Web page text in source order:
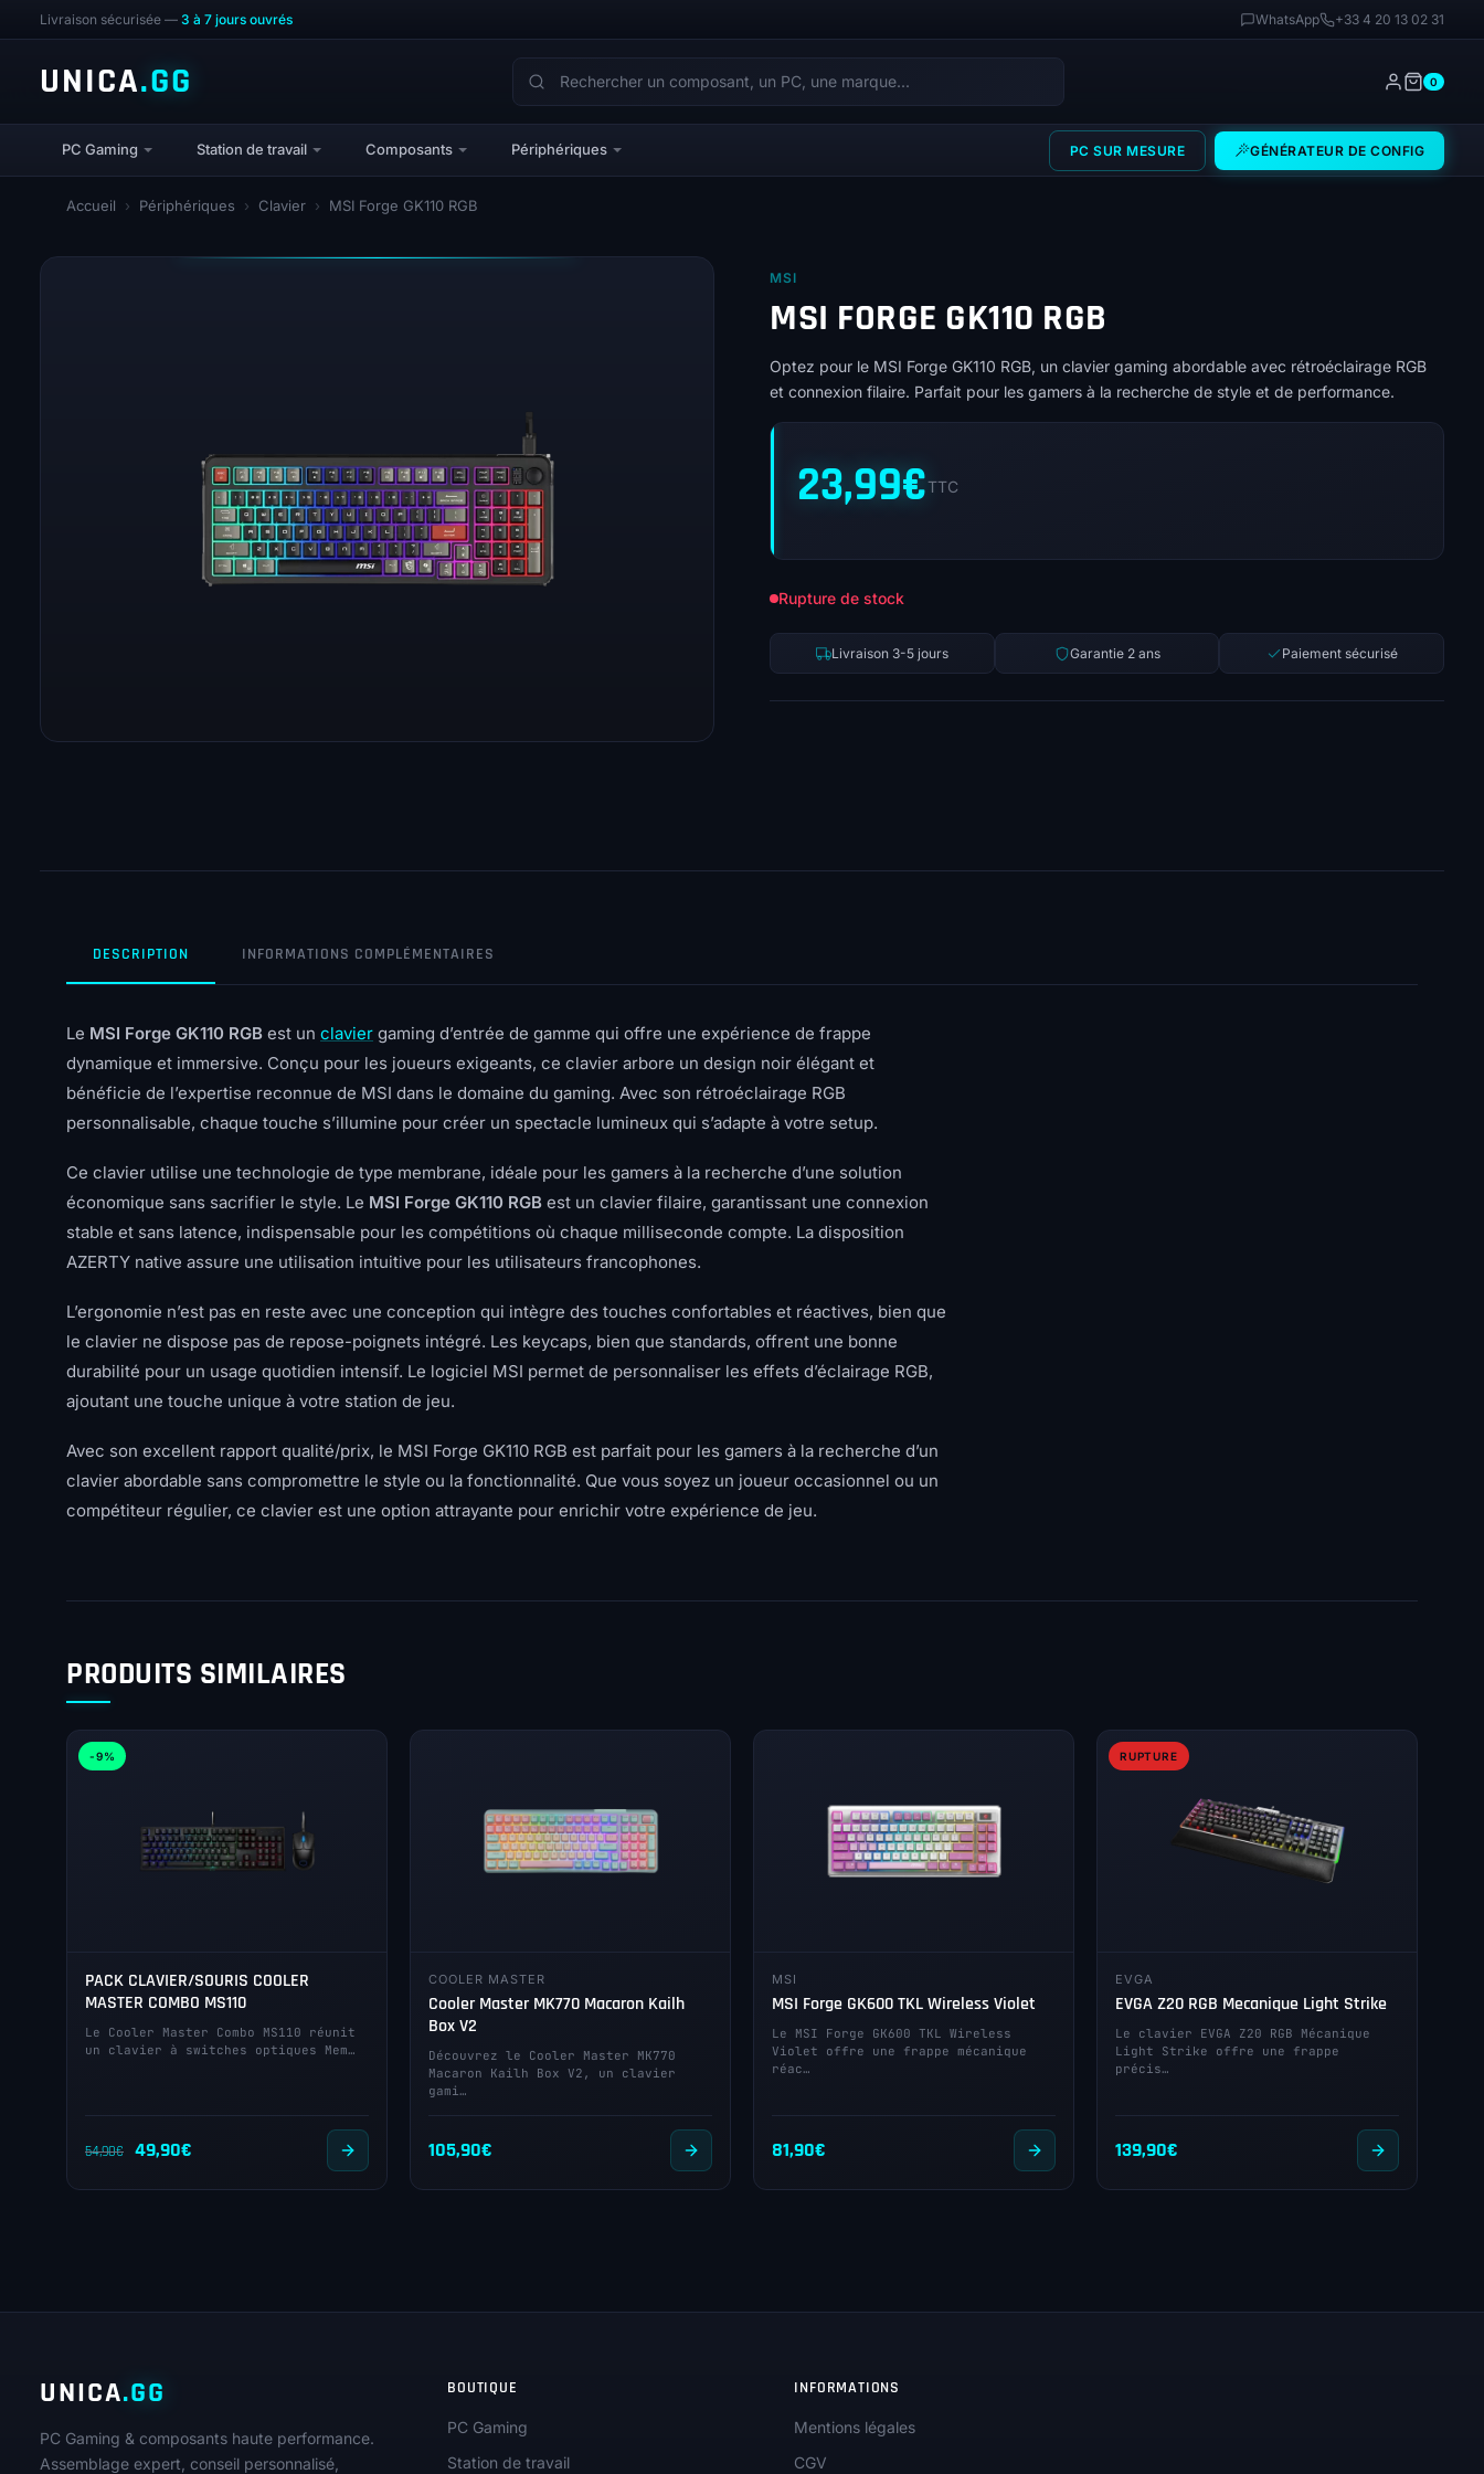
Livraison sécurisée — 3 à 7 jours ouvrés WhatsApp +33 4 20 13 02 31
UNICA.GG 0
PC Gaming Station de travail Composants Périphériques PC SUR MESURE GÉNÉRATEUR DE CONFIG
Accueil › Périphériques › Clavier › MSI Forge GK110 RGB
MSI
MSI FORGE GK110 RGB
Optez pour le MSI Forge GK110 RGB, un clavier gaming abordable avec rétroéclairage RGB
et connexion filaire. Parfait pour les gamers à la recherche de style et de performance.
23,99€TTC
Rupture de stock
Livraison 3-5 jours Garantie 2 ans Paiement sécurisé
DESCRIPTION INFORMATIONS COMPLÉMENTAIRES
Le MSI Forge GK110 RGB est un clavier gaming d’entrée de gamme qui offre une expérience de frappe
dynamique et immersive. Conçu pour les joueurs exigeants, ce clavier arbore un design noir élégant et
bénéficie de l’expertise reconnue de MSI dans le domaine du gaming. Avec son rétroéclairage RGB
personnalisable, chaque touche s’illumine pour créer un spectacle lumineux qui s’adapte à votre setup.
Ce clavier utilise une technologie de type membrane, idéale pour les gamers à la recherche d’une solution
économique sans sacrifier le style. Le MSI Forge GK110 RGB est un clavier filaire, garantissant une connexion
stable et sans latence, indispensable pour les compétitions où chaque milliseconde compte. La disposition
AZERTY native assure une utilisation intuitive pour les utilisateurs francophones.
L’ergonomie n’est pas en reste avec une conception qui intègre des touches confortables et réactives, bien que
le clavier ne dispose pas de repose-poignets intégré. Les keycaps, bien que standards, offrent une bonne
durabilité pour un usage quotidien intensif. Le logiciel MSI permet de personnaliser les effets d’éclairage RGB,
ajoutant une touche unique à votre station de jeu.
Avec son excellent rapport qualité/prix, le MSI Forge GK110 RGB est parfait pour les gamers à la recherche d’un
clavier abordable sans compromettre le style ou la fonctionnalité. Que vous soyez un joueur occasionnel ou un
compétiteur régulier, ce clavier est une option attrayante pour enrichir votre expérience de jeu.
PRODUITS SIMILAIRES
-9%
PACK CLAVIER/SOURIS COOLER
MASTER COMBO MS110
Le Cooler Master Combo MS110 réunit
un clavier à switches optiques Mem…
54,90€
Le
49,90€
COOLER MASTER
Cooler Master MK770 Macaron Kailh
Box V2
Découvrez le Cooler Master MK770
Macaron Kailh Box V2, un clavier
gami…
105,90€
MSI
MSI Forge GK600 TKL Wireless Violet
Le MSI Forge GK600 TKL Wireless
Violet offre une frappe mécanique
réac…
81,90€
RUPTURE
EVGA
EVGA Z20 RGB Mecanique Light Strike
Le clavier EVGA Z20 RGB Mécanique
Light Strike offre une frappe
précis…
139,90€
UNICA.GG
PC Gaming & composants haute performance.
Assemblage expert, conseil personnalisé,
BOUTIQUE
PC Gaming
Station de travail
INFORMATIONS
Mentions légales
CGV